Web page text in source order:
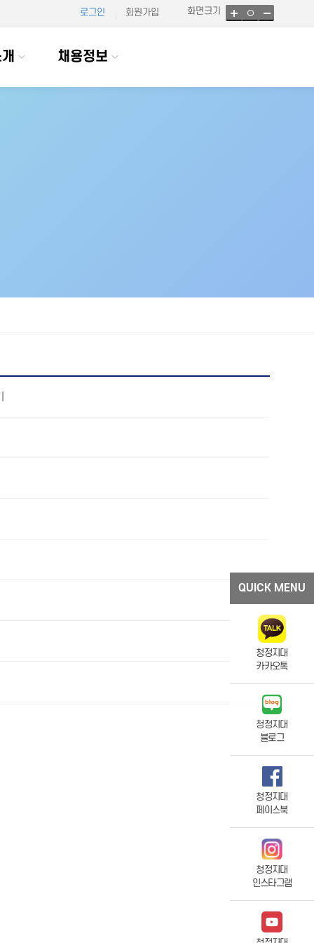
로그인 회원가입 화면크기
채용정보
QUICK MENU
청정지대
카카오톡
청정지대
블로그
청정지대
페이스북
청정지대
인스타그램